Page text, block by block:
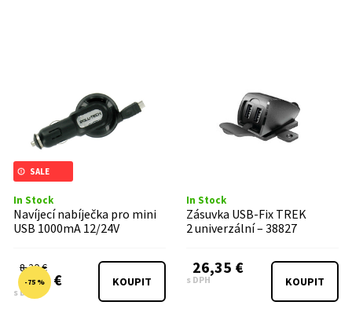
SALE
In Stock
Navíjecí nabíječka pro mini
USB 1000mA 12/24V
8,20 €
2,05 €
-75 %
s DPH
KOUPIT
In Stock
Zásuvka USB-Fix TREK
2 univerzální – 38827
26,35 €
s DPH KOUPIT